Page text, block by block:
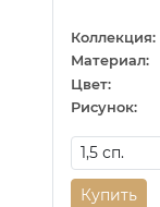
Коллекция:
Материал:
Цвет:
Рисунок:
Купить